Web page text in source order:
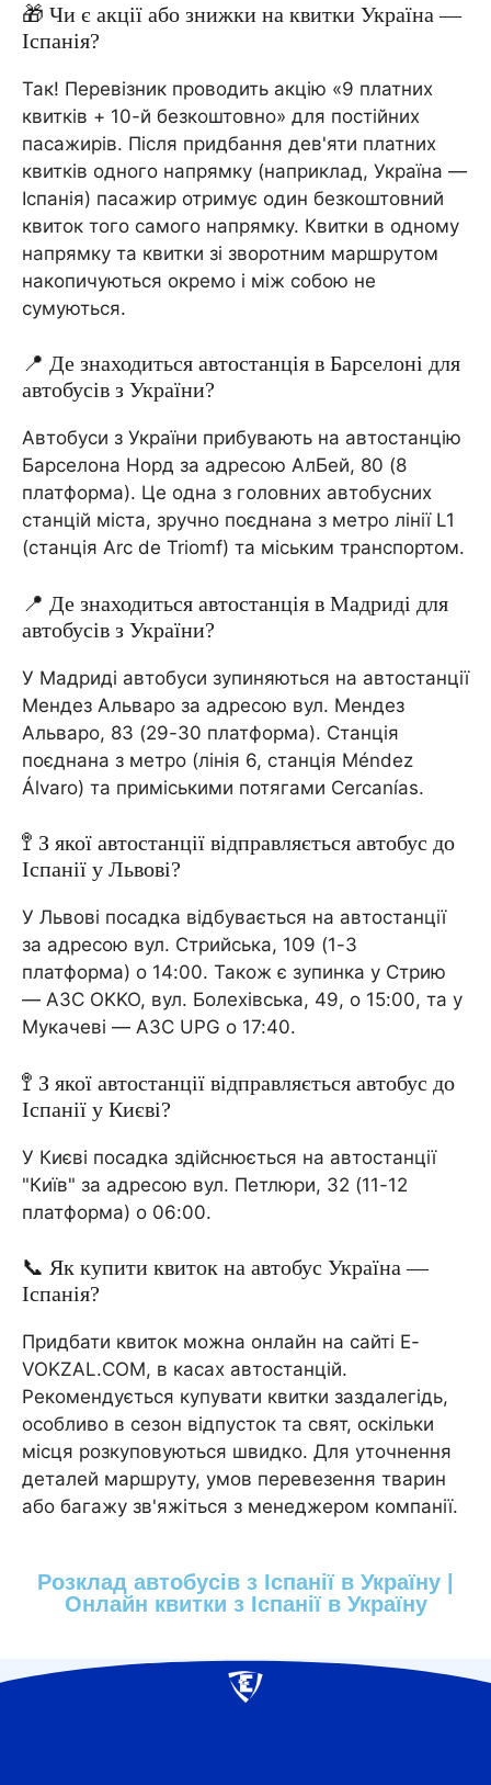
🎁 Чи є акції або знижки на квитки Україна —
Іспанія?
Так! Перевізник проводить акцію «9 платних
квитків + 10-й безкоштовно» для постійних
пасажирів. Після придбання дев'яти платних
квитків одного напрямку (наприклад, Україна —
Іспанія) пасажир отримує один безкоштовний
квиток того самого напрямку. Квитки в одному
напрямку та квитки зі зворотним маршрутом
накопичуються окремо і між собою не
сумуються.
📍 Де знаходиться автостанція в Барселоні для
автобусів з України?
Автобуси з України прибувають на автостанцію
Барселона Норд за адресою АлБей, 80 (8
платформа). Це одна з головних автобусних
станцій міста, зручно поєднана з метро лінії L1
(станція Arc de Triomf) та міським транспортом.
📍 Де знаходиться автостанція в Мадриді для
автобусів з України?
У Мадриді автобуси зупиняються на автостанції
Мендез Альваро за адресою вул. Мендез
Альваро, 83 (29-30 платформа). Станція
поєднана з метро (лінія 6, станція Méndez
Álvaro) та приміськими потягами Cercanías.
🚏 З якої автостанції відправляється автобус до
Іспанії у Львові?
У Львові посадка відбувається на автостанції
за адресою вул. Стрийська, 109 (1-3
платформа) о 14:00. Також є зупинка у Стрию
— АЗС OKKO, вул. Болехівська, 49, о 15:00, та у
Мукачеві — АЗС UPG о 17:40.
🚏 З якої автостанції відправляється автобус до
Іспанії у Києві?
У Києві посадка здійснюється на автостанції
"Київ" за адресою вул. Петлюри, 32 (11-12
платформа) о 06:00.
📞 Як купити квиток на автобус Україна —
Іспанія?
Придбати квиток можна онлайн на сайті E-
VOKZAL.COM, в касах автостанцій.
Рекомендується купувати квитки заздалегідь,
особливо в сезон відпусток та свят, оскільки
місця розкуповуються швидко. Для уточнення
деталей маршруту, умов перевезення тварин
або багажу зв'яжіться з менеджером компанії.
Розклад автобусів з Іспанії в Україну |
Онлайн квитки з Іспанії в Україну